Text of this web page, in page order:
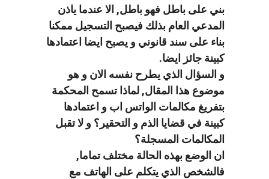
بني على باطل فهو باطل, الا عندما ياذن
المدعي العام بذلك فيصبح التسجيل ممكنا
بناء على سند قانوني و يصبح ايضا اعتمادها
كبينة جائز ايضا.
و السؤال الذي يطرح نفسه الان و هو
موضوع هذا المقال, لماذا تسمح المحكمة
بتفريغ مكالمات الواتس اب و اعتمادها
كبينة في قضايا الذم و التحقير؟ و لا تقبل
المكالمات المسجلة؟
ان الوضع بهذه الحالة مختلف تماما,
فالشخص الذي يتكلم على الهاتف مع